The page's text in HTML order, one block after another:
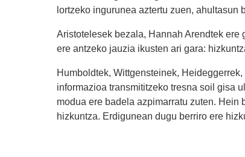
lortzeko ingurunea aztertu zuen, ahultasun
Aristotelesek bezala, Hannah Arendtek
ere antzeko jauzia ikusten ari gara:
Humboldtek, Wittgensteinek,
informazioa transmititzeko tresna soil gisa
modua ere badela azpimarratu zuten.
hizkuntza. Erdigunean dugu berriro ere